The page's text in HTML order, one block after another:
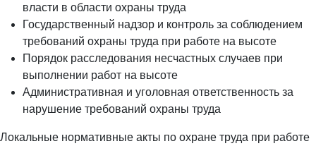
власти в области охраны труда
Государственный надзор и контроль за соблюдением
требований охраны труда при работе на высоте
Порядок расследования несчастных случаев при
выполнении работ на высоте
Административная и уголовная ответственность за
нарушение требований охраны труда
Локальные нормативные акты по охране труда при работе